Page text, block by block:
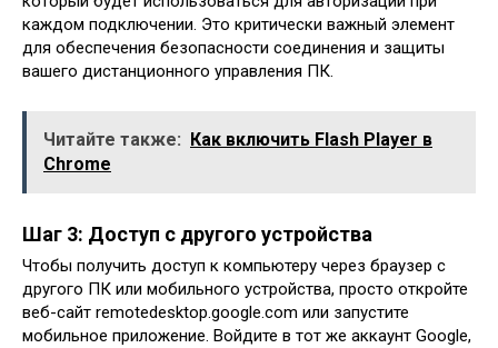
каждом подключении. Это критически важный элемент
для обеспечения безопасности соединения и защиты
вашего дистанционного управления ПК.
Читайте также: Как включить Flash Player в
Chrome
Шаг 3: Доступ с другого устройства
Чтобы получить доступ к компьютеру через браузер с
другого ПК или мобильного устройства, просто откройте
веб-сайт remotedesktop.google.com или запустите
мобильное приложение. Войдите в тот же аккаунт Google,